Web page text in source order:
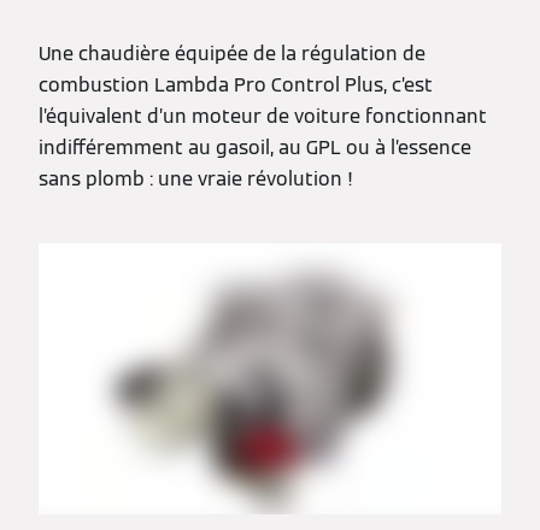
Une chaudière équipée de la régulation de
combustion Lambda Pro Control Plus, c’est
l’équivalent d’un moteur de voiture fonctionnant
indifféremment au gasoil, au GPL ou à l’essence
sans plomb : une vraie révolution !